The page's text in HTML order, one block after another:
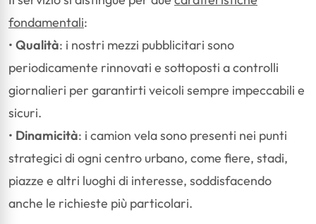
fondamentali:
• Qualità: i nostri mezzi pubblicitari sono
periodicamente rinnovati e sottoposti a controlli
giornalieri per garantirti veicoli sempre impeccabili e
sicuri.
• Dinamicità: i camion vela sono presenti nei punti
strategici di ogni centro urbano, come fiere, stadi,
piazze e altri luoghi di interesse, soddisfacendo
anche le richieste più particolari.